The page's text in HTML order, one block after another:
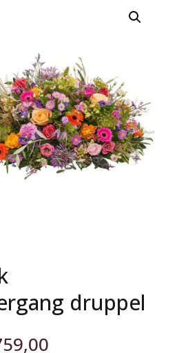
druppel
Prijsklasse: